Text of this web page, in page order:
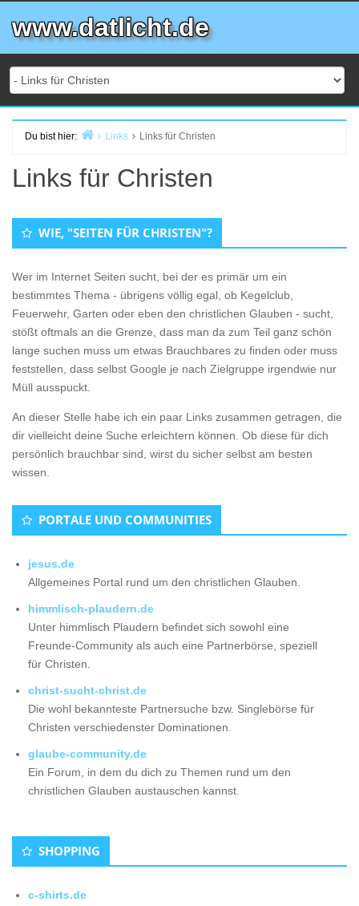
Inhalt
springen
www.datlicht.de
Du bist hier:
Links Links für Christen
Links für Christen
WIE, "SEITEN FÜR CHRISTEN"?
Wer im Internet Seiten sucht, bei der es primär um ein
bestimmtes Thema - übrigens völlig egal, ob Kegelclub,
Feuerwehr, Garten oder eben den christlichen Glauben - sucht,
stößt oftmals an die Grenze, dass man da zum Teil ganz schön
lange suchen muss um etwas Brauchbares zu finden oder muss
feststellen, dass selbst Google je nach Zielgruppe irgendwie nur
Müll ausspuckt.
An dieser Stelle habe ich ein paar Links zusammen getragen, die
dir vielleicht deine Suche erleichtern können. Ob diese für dich
persönlich brauchbar sind, wirst du sicher selbst am besten
wissen.
PORTALE UND COMMUNITIES
jesus.de
Allgemeines Portal rund um den christlichen Glauben.
himmlisch-plaudern.de
Unter himmlisch Plaudern befindet sich sowohl eine
Freunde-Community als auch eine Partnerbörse, speziell
für Christen.
christ-sucht-christ.de
Die wohl bekannteste Partnersuche bzw. Singlebörse für
Christen verschiedenster Dominationen.
glaube-community.de
Ein Forum, in dem du dich zu Themen rund um den
christlichen Glauben austauschen kannst.
SHOPPING
c-shirts.de